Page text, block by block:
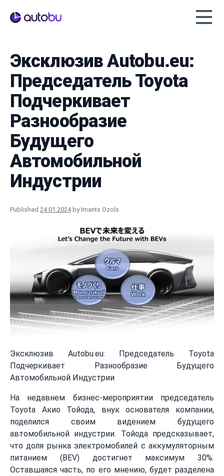
Autobu.eu
Эксклюзив Autobu.eu:
Председатель Toyota
Подчеркивает
Разнообразие
Будущего
Автомобильной
Индустрии
Published 24.01.2024byImants Ozols
Эксклюзив Autobu.eu: Председатель Toyota
Подчеркивает Разнообразие Будущего
Автомобильной Индустрии
На недавнем бизнес-мероприятии председатель
Toyota Акио Тойода, внук основателя компании,
поделился своим видением будущего
автомобильной индустрии. Тойода предсказывает,
что доля рынка электромобилей с аккумуляторным
питанием (BEV) достигнет максимум 30%.
Оставшаяся часть, по его мнению, будет разделена